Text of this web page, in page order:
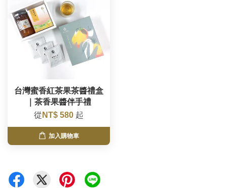
台灣蜜香紅茶果茶醬禮盒
｜茶香果醬伴手禮
從 NT$ 580 起
加入購物車